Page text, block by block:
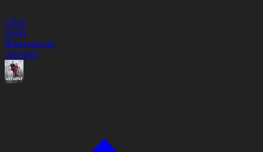
LIVE
20:00
Жаңалықтар
Ақпарат